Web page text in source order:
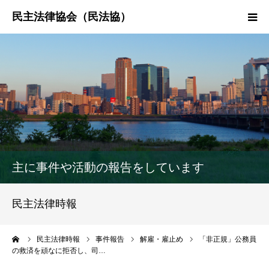
主に事件や活動の報告をしています
民主法律時報
民主法律時報 事件報告 解雇・雇止め
「非正規」公務員
の救済を頑なに拒否し、司…
民法協とは
民主法律時報
決議・声明・意見書